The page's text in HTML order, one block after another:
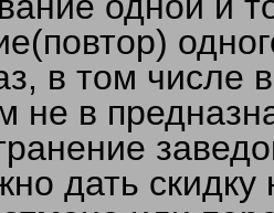
в том числе
не в
дать